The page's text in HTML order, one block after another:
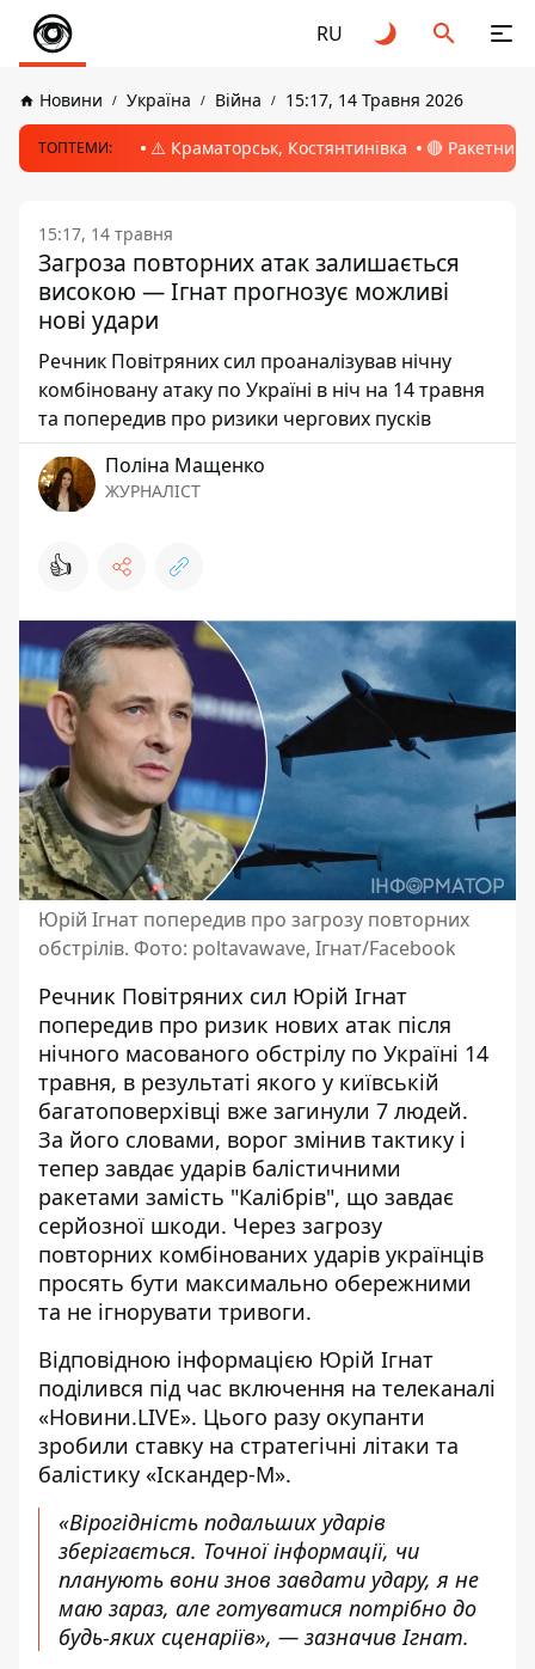
RU
Новини Україна Війна 15:17, 14 Травня 2026
ТОПТЕМИ: ⚠️ Краматорськ, Костянтинівка 🔴 Ракетний
15:17, 14 травня
Загроза повторних атак залишається
високою — Ігнат прогнозує можливі
нові удари
Речник Повітряних сил проаналізував нічну
комбіновану атаку по Україні в ніч на 14 травня
та попередив про ризики чергових пусків
Поліна Мащенко
ЖУРНАЛІСТ
👍
Юрій Ігнат попередив про загрозу повторних
обстрілів. Фото: poltavawave, Ігнат/Facebook
Речник Повітряних сил Юрій Ігнат
попередив про ризик нових атак після
нічного масованого обстрілу по Україні 14
травня, в результаті якого у київській
багатоповерхівці вже загинули 7 людей.
За його словами, ворог змінив тактику і
тепер завдає ударів балістичними
ракетами замість "Калібрів", що завдає
серйозної шкоди. Через загрозу
повторних комбінованих ударів українців
просять бути максимально обережними
та не ігнорувати тривоги.
Відповідною інформацією Юрій Ігнат
поділився під час включення на телеканалі
«Новини.LIVE». Цього разу окупанти
зробили ставку на стратегічні літаки та
балістику «Іскандер-М».
«Вірогідність подальших ударів
зберігається. Точної інформації, чи
планують вони знов завдати удару, я не
маю зараз, але готуватися потрібно до
будь-яких сценаріїв», — зазначив Ігнат.